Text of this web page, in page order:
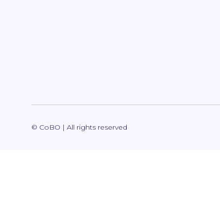
© CoBO | All rights reserved